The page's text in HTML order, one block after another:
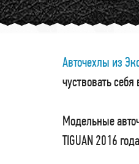
Авточехлы из
чуствовать
Модельные
TIGUAN 2016